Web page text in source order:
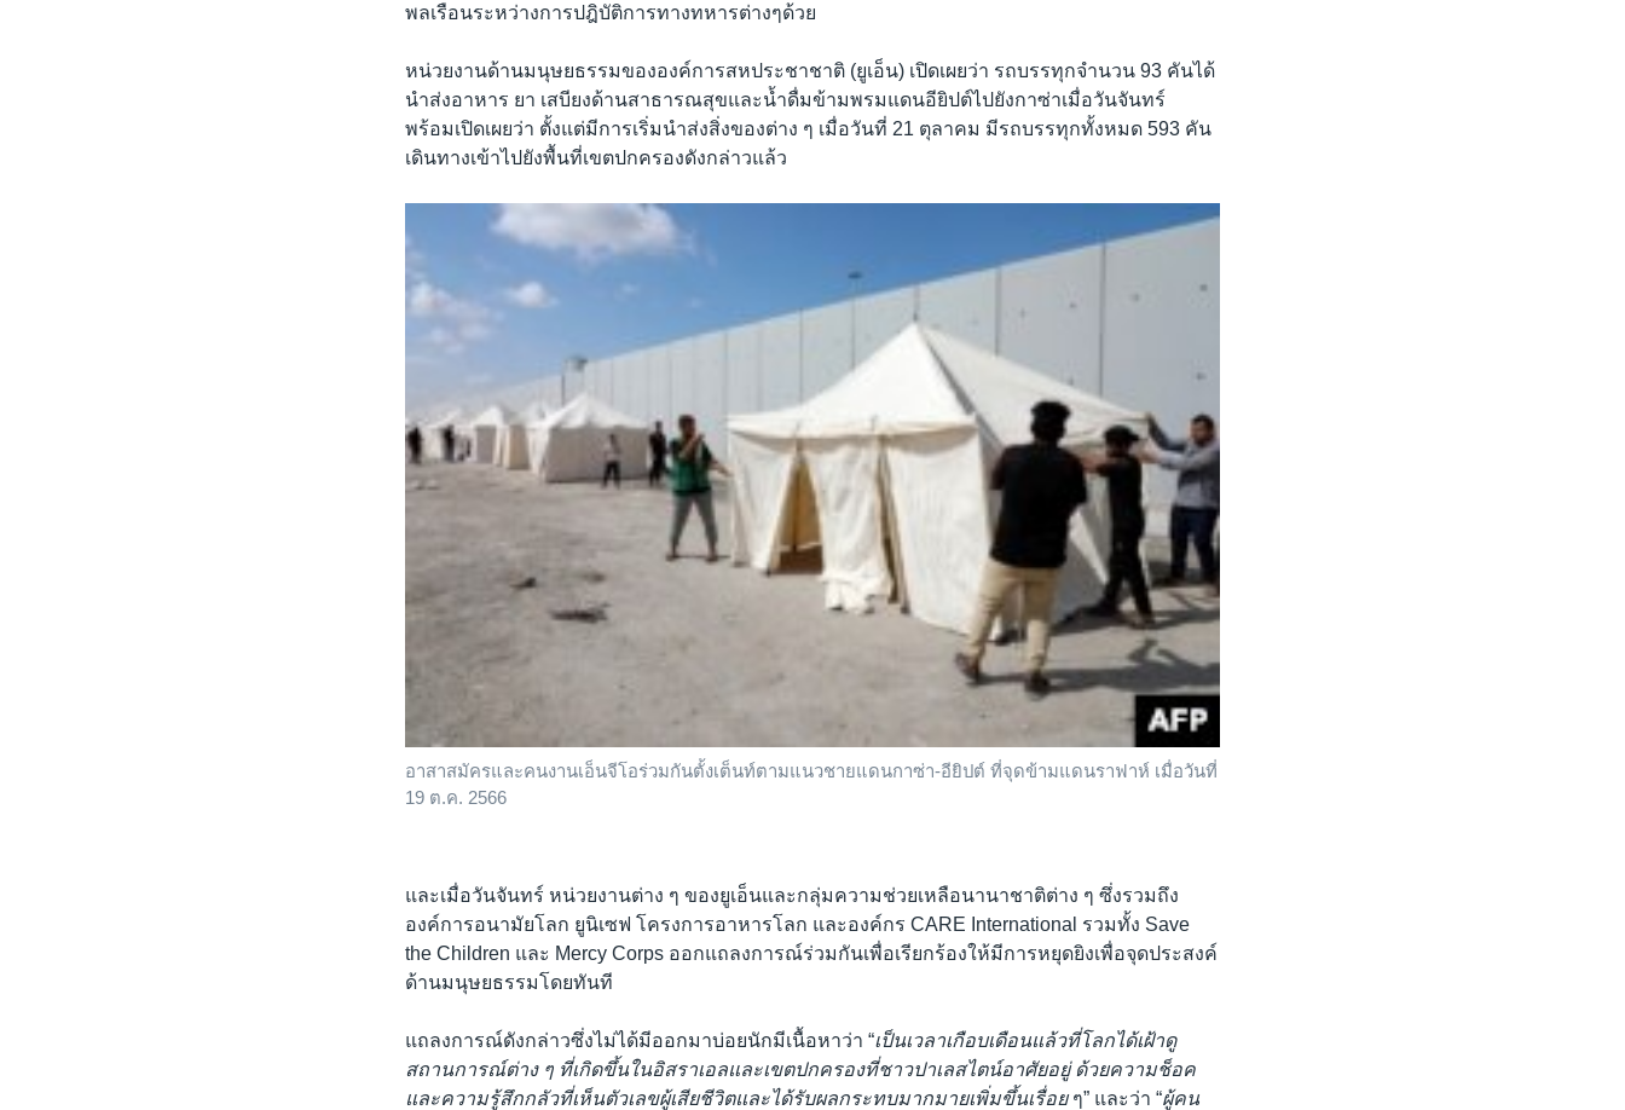
พลเรือนระหว่างการปฎิบัติการทางทหารต่างๆด้วย
หน่วยงานด้านมนุษยธรรมขององค์การสหประชาชาติ (ยูเอ็น) เปิดเผยว่า รถบรรทุกจำนวน 93 คันได้
นำส่งอาหาร ยา เสบียงด้านสาธารณสุขและน้ำดื่มข้ามพรมแดนอียิปต์ไปยังกาซ่าเมื่อวันจันทร์
พร้อมเปิดเผยว่า ตั้งแต่มีการเริ่มนำส่งสิ่งของต่าง ๆ เมื่อวันที่ 21 ตุลาคม มีรถบรรทุกทั้งหมด 593 คัน
เดินทางเข้าไปยังพื้นที่เขตปกครองดังกล่าวแล้ว
อาสาสมัครและคนงานเอ็นจีโอร่วมกันตั้งเต็นท์ตามแนวชายแดนกาซ่า-อียิปต์ ที่จุดข้ามแดนราฟาห์ เมื่อวันที่
19 ต.ค. 2566
และเมื่อวันจันทร์ หน่วยงานต่าง ๆ ของยูเอ็นและกลุ่มความช่วยเหลือนานาชาติต่าง ๆ ซึ่งรวมถึง
องค์การอนามัยโลก ยูนิเซฟ โครงการอาหารโลก และองค์กร CARE International รวมทั้ง Save
the Children และ Mercy Corps ออกแถลงการณ์ร่วมกันเพื่อเรียกร้องให้มีการหยุดยิงเพื่อจุดประสงค์
ด้านมนุษยธรรมโดยทันที
แถลงการณ์ดังกล่าวซึ่งไม่ได้มีออกมาบ่อยนักมีเนื้อหาว่า “เป็นเวลาเกือบเดือนแล้วที่โลกได้เฝ้าดู
สถานการณ์ต่าง ๆ ที่เกิดขึ้นในอิสราเอลและเขตปกครองที่ชาวปาเลสไตน์อาศัยอยู่ ด้วยความช็อค
และความรู้สึกกลัวที่เห็นตัวเลขผู้เสียชีวิตและได้รับผลกระทบมากมายเพิ่มขึ้นเรื่อยๆ” และว่า “ผู้คน